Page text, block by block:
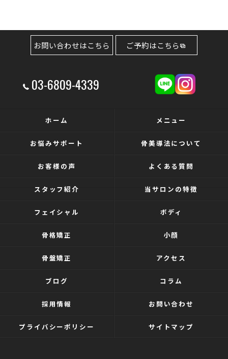
03-6809-4339
お問い合わせはこちら ご予約はこちら
ホーム メニュー
お悩みサポート 骨美導法について
お客様の声 よくある質問
スタッフ紹介 当サロンの特徴
フェイシャル ボディ
骨格矯正 小顔
骨盤矯正 アクセス
ブログ コラム
採用情報 お問い合わせ
プライバシーポリシー サイトマップ